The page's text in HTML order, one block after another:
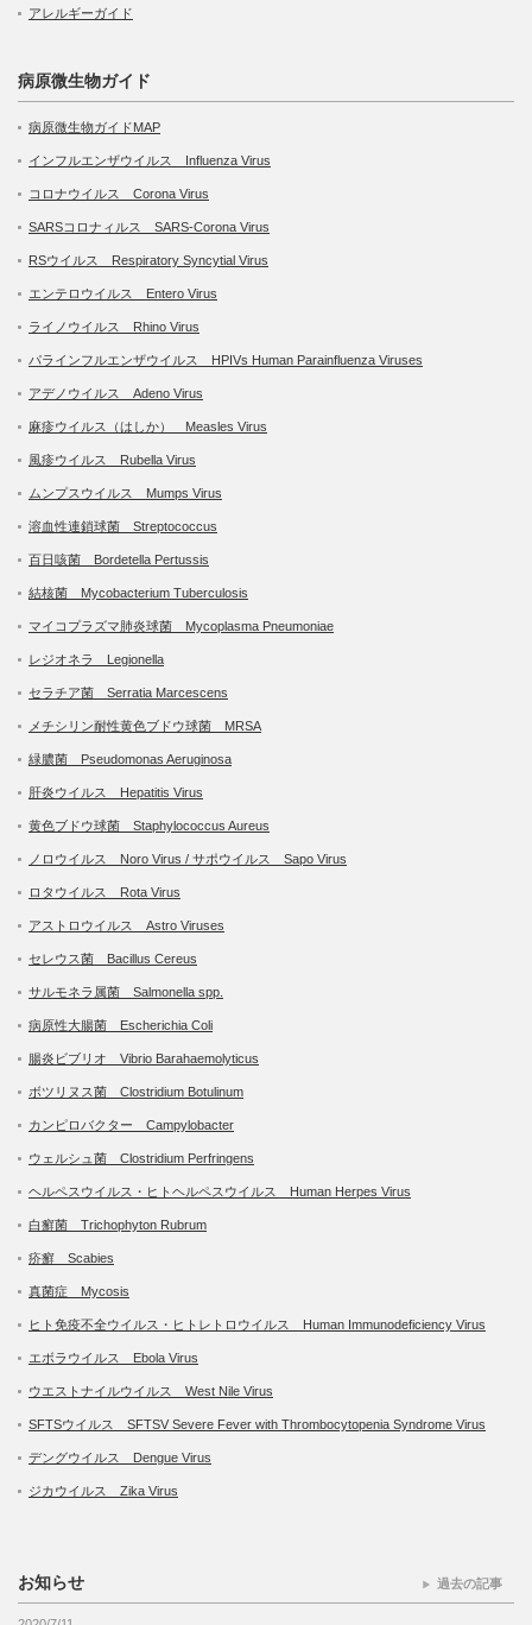
アレルギーガイド
病原微生物ガイド
病原微生物ガイドMAP
インフルエンザウイルス Influenza Virus
コロナウイルス Corona Virus
SARSコロナィルス SARS-Corona Virus
RSウイルス Respiratory Syncytial Virus
エンテロウイルス Entero Virus
ライノウイルス Rhino Virus
パラインフルエンザウイルス HPIVs Human Parainfluenza Viruses
アデノウイルス Adeno Virus
麻疹ウイルス（はしか） Measles Virus
風疹ウイルス Rubella Virus
ムンプスウイルス Mumps Virus
溶血性連鎖球菌 Streptococcus
百日咳菌 Bordetella Pertussis
結核菌 Mycobacterium Tuberculosis
マイコプラズマ肺炎球菌 Mycoplasma Pneumoniae
レジオネラ Legionella
セラチア菌 Serratia Marcescens
メチシリン耐性黄色ブドウ球菌 MRSA
緑膿菌 Pseudomonas Aeruginosa
肝炎ウイルス Hepatitis Virus
黄色ブドウ球菌 Staphylococcus Aureus
ノロウイルス Noro Virus / サポウイルス Sapo Virus
ロタウイルス Rota Virus
アストロウイルス Astro Viruses
セレウス菌 Bacillus Cereus
サルモネラ属菌 Salmonella spp.
病原性大腸菌 Escherichia Coli
腸炎ビブリオ Vibrio Barahaemolyticus
ボツリヌス菌 Clostridium Botulinum
カンピロバクター Campylobacter
ウェルシュ菌 Clostridium Perfringens
ヘルペスウイルス・ヒトヘルペスウイルス Human Herpes Virus
白癬菌 Trichophyton Rubrum
疥癬 Scabies
真菌症 Mycosis
ヒト免疫不全ウイルス・ヒトレトロウイルス Human Immunodeficiency Virus
エボラウイルス Ebola Virus
ウエストナイルウイルス West Nile Virus
SFTSウイルス SFTSV Severe Fever with Thrombocytopenia Syndrome Virus
デングウイルス Dengue Virus
ジカウイルス Zika Virus
お知らせ 過去の記事